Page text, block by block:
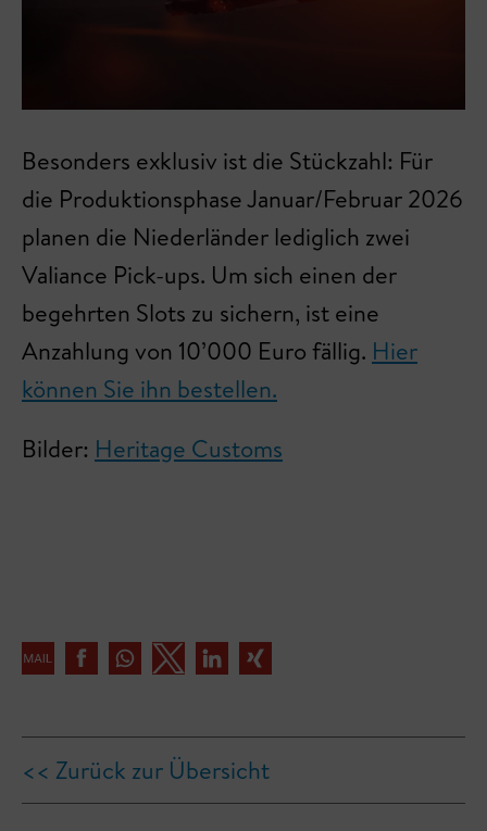
Besonders exklusiv ist die Stückzahl: Für
die Produktionsphase Januar/Februar 2026
planen die Niederländer lediglich zwei
Valiance Pick-ups. Um sich einen der
begehrten Slots zu sichern, ist eine
Anzahlung von 10’000 Euro fällig. Hier
können Sie ihn bestellen.
Bilder: Heritage Customs
<< Zurück zur Übersicht